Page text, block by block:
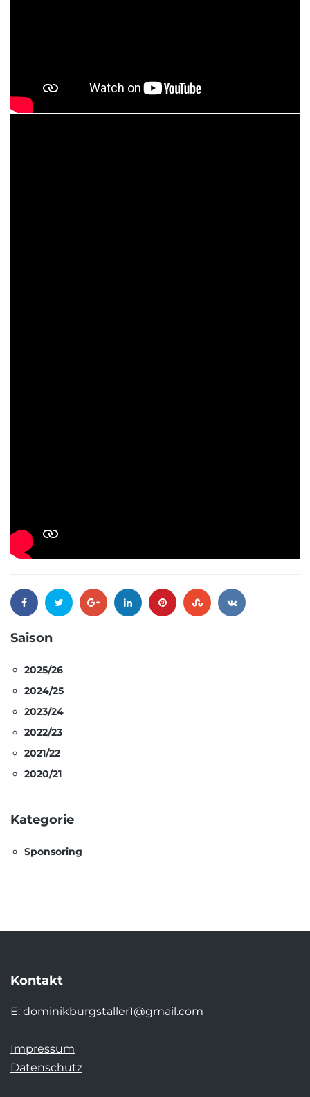
Saison
2025/26
2024/25
2023/24
2022/23
2021/22
2020/21
Kategorie
Sponsoring
Kontakt
E: dominikburgstaller1@gmail.com
Impressum
Datenschutz